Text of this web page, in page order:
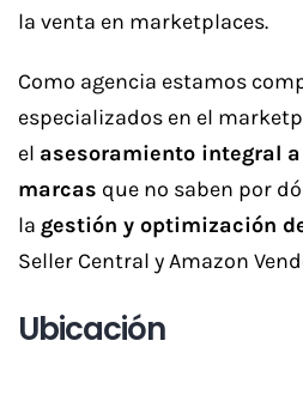
la venta en marketplaces.
Como agencia estamos
especializados en el
el asesoramiento integral
marcas que no saben por
la gestión y optimización
Seller Central y Amazon
Ubicación